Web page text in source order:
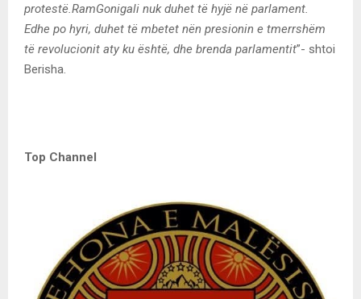
protestë.RamGonigali nuk duhet të hyjë në parlament.
Edhe po hyri, duhet të mbetet nën presionin e tmerrshëm
të revolucionit aty ku është, dhe brenda parlamentit”- shtoi
Berisha.
Top Channel